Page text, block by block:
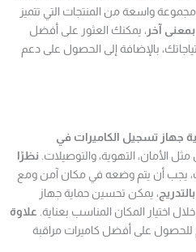
مجموعة واسعة من المنتجات التي تتميز
بمعنى آخر ، يمكنك العثور على أفضل
بالإضافة إلى الحصول على دعم
جهاز تسجيل الكاميرات في
الأمان، التهوية، والتوصيلات. نظرًا
يجب أن يتم وضعه في مكان آمن ومع
بالتدريج، يمكن تحسين حماية جهاز
اختيار المكان المناسب بعناية. علاوة
للحصول على أفضل كاميرات مراقبة